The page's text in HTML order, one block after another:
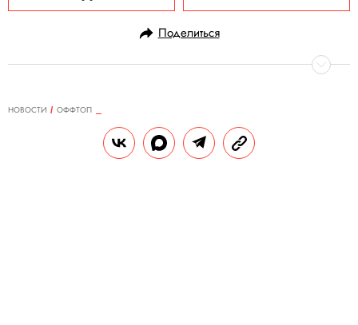
Поделиться
НОВОСТИ
ОФФТОП
Человек-паук выгуливает собак и